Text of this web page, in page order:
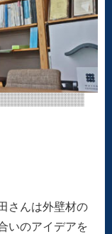
さんは外壁材の
いのアイデアを